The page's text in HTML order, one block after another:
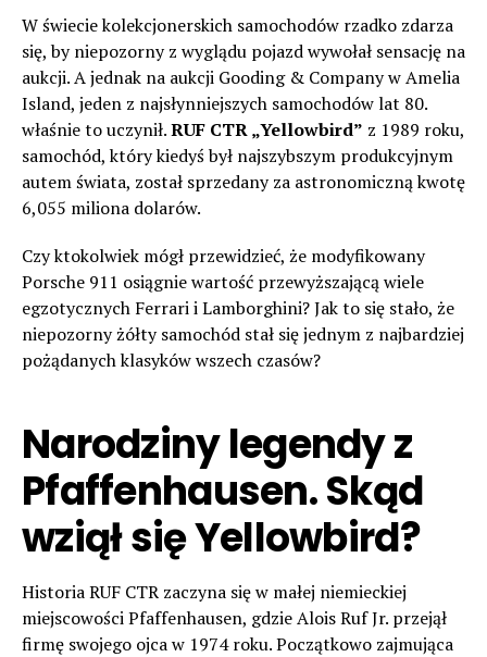
W świecie kolekcjonerskich samochodów rzadko zdarza
się, by niepozorny z wyglądu pojazd wywołał sensację na
aukcji. A jednak na aukcji Gooding & Company w Amelia
Island, jeden z najsłynniejszych samochodów lat 80.
właśnie to uczynił.RUF CTR „Yellowbird” z 1989 roku,
samochód, który kiedyś był najszybszym produkcyjnym
autem świata, został sprzedany za astronomiczną kwotę
6,055 miliona dolarów.
Czy ktokolwiek mógł przewidzieć, że modyfikowany
Porsche 911 osiągnie wartość przewyższającą wiele
egzotycznych Ferrari i Lamborghini? Jak to się stało, że
niepozorny żółty samochód stał się jednym z najbardziej
pożądanych klasyków wszech czasów?
Narodziny legendy z
Pfaffenhausen. Skąd
wziął się Yellowbird?
Historia RUF CTR zaczyna się w małej niemieckiej
miejscowości Pfaffenhausen, gdzie Alois Ruf Jr. przejął
firmę swojego ojca w 1974 roku. Początkowo zajmująca